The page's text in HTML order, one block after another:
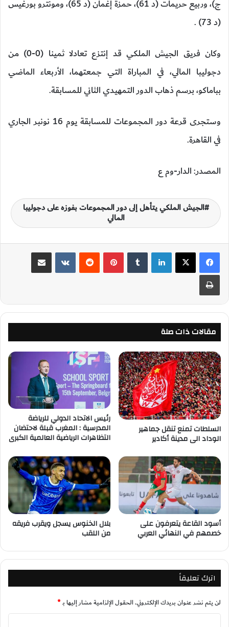
ج)، وربيع حريمات (د 61)، حمزة إغمان (د 65)، ومونترو بورغيس
(د 73) .
وكان فريق الجيش الملكي قد إنتزع تعادلا ثمينا (0-0) من
دجوليبا المالي، في المباراة التي جمعتهما، الأربعاء الماضي
بباماكو، برسم ذهاب الدور التمهيدي الثاني للمسابقة.
وستجرى قرعة دور المجموعات للمسابقة يوم 16 نونبر الجاري
في القاهرة.
المصدر: الدار-وم ع
الجيش الملكي يتأهل إلى دور المجموعات بفوزه على دجوليبا
المالي
لينكدإن بينتيريست
مقالات ذات صلة
السلطات تمنع تنقل جماهير
الوداد الى مدينة أكادير
رئيس الاتحاد الدولي للرياضة
المدرسية : المغرب قبلة لاحتضان
التظاهرات الرياضية العالمية الكبرى
أسود القاعة يتعرفون على
خصمهم في النهائي العربي
بلال الخنوس يسجل ويقرب فريقه
من اللقب
اترك تعليقاً
لن يتم نشر عنوان بريدك الإلكتروني.الحقول الإلزامية مشار إليها بـ*